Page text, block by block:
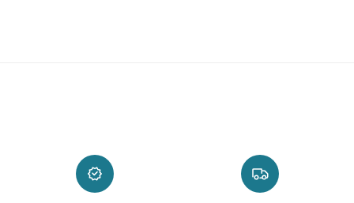
at reparere din iPhone-skærm eller udskifte batteriet i
din Samsung Galaxy kan du forlænge enhedens levetid.